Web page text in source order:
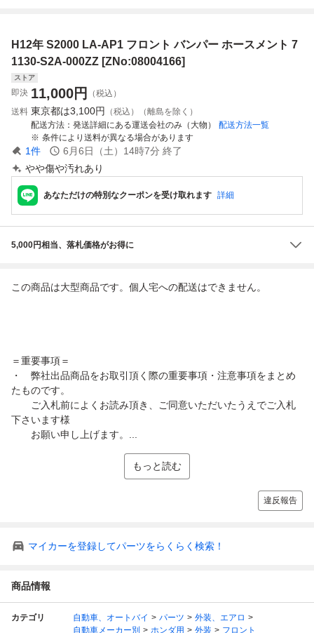
H12年 S2000 LA-AP1 フロント バンパー ホースメント 7
1130-S2A-000ZZ [ZNo:08004166]
ストア
即決 11,000円
（税込）
送料 東京都は3,100円
（税込）（離島を除く）
配送方法
発送詳細にある運送会社のみ（大物）
配送方法一覧
条件により送料が異なる場合があります
1件 6月6日（土）14時7分 終了
やや傷や汚れあり
あなただけの特別なクーポンを受け取れます 詳細
5,000円相当、落札価格がお得に
この商品は大型商品です。個人宅への配送はできません。
＝重要事項＝
・ 弊社出品商品をお取引頂く際の重要事項・注意事項をまとめ
たものです。
ご入札前によくお読み頂き、ご同意いただいたうえでご入札
下さいます様
お願い申し上げます。...
もっと読む
違反報告
マイカーを登録してパーツをらくらく検索！
商品情報
カテゴリ 自動車、オートバイ パーツ
外装、エアロ
自動車メーカー別
ホンダ用 外装 フロント